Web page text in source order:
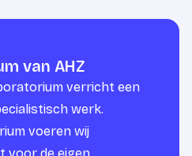
van AHZ
verricht een
werk.
voeren wij